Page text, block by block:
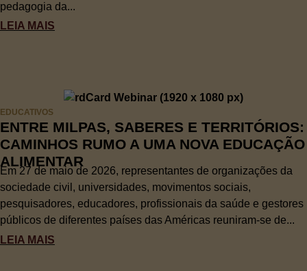
pedagogia da...
LEIA MAIS
EDUCATIVOS
ENTRE MILPAS, SABERES E TERRITÓRIOS:
CAMINHOS RUMO A UMA NOVA EDUCAÇÃO
ALIMENTAR
Em 27 de maio de 2026, representantes de organizações da
sociedade civil, universidades, movimentos sociais,
pesquisadores, educadores, profissionais da saúde e gestores
públicos de diferentes países das Américas reuniram-se de...
LEIA MAIS